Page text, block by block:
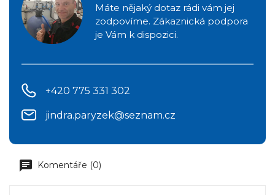
Máte nějaký dotaz rádi vám jej
zodpovíme. Zákaznická podpora
je Vám k dispozici.
+420 775 331 302
jindra.paryzek@seznam.cz
Komentáře (0)